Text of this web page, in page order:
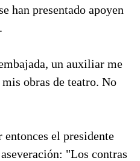
han presentado apoyen
un auxiliar me
obras de teatro. No
entonces el presidente
"Los contras